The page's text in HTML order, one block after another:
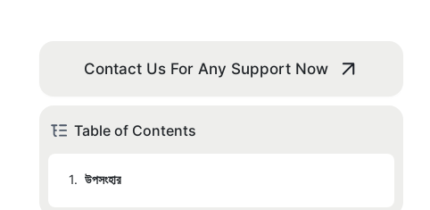
Contact Us For Any Support Now
Table of Contents
1. উপসংহার